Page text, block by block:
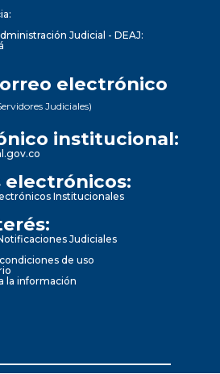
Judicial - DEAJ:
electrónico
Judiciales)
institucional:
electrónicos:
Institucionales
Judiciales
de uso
la información